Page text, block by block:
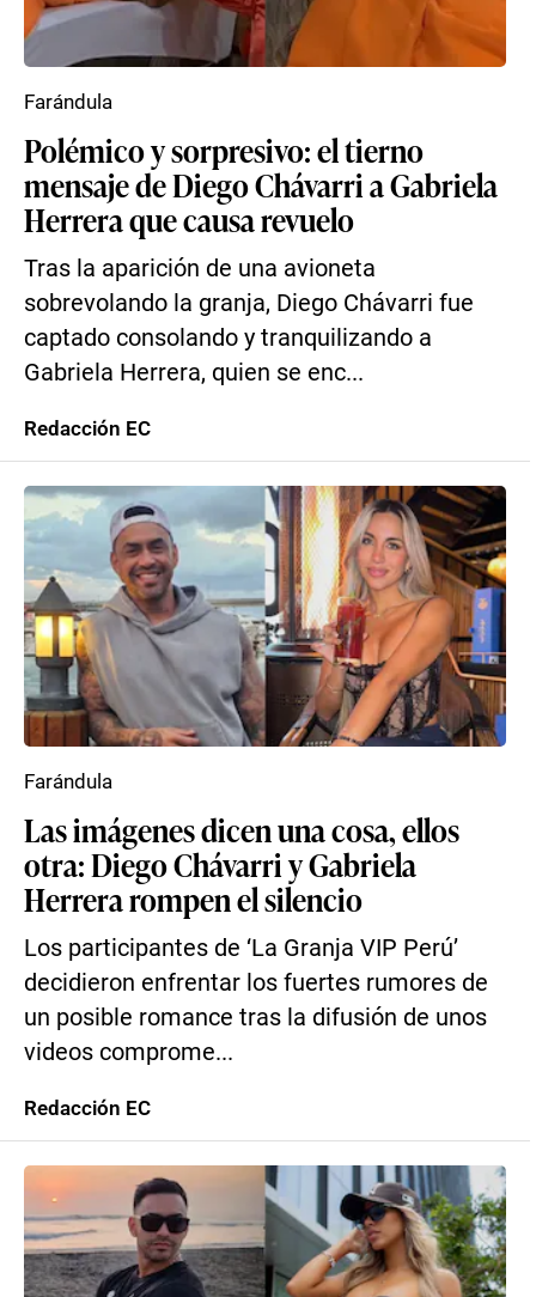
Polémico y sorpresivo: el tierno
mensaje de Diego Chávarri a Gabriela
Herrera que causa revuelo
Tras la aparición de una avioneta
sobrevolando la granja, Diego Chávarri fue
captado consolando y tranquilizando a
Gabriela Herrera, quien se enc...
Farándula
Redacción EC
Las imágenes dicen una cosa, ellos
otra: Diego Chávarri y Gabriela
Herrera rompen el silencio
Los participantes de ‘La Granja VIP Perú’
decidieron enfrentar los fuertes rumores de
un posible romance tras la difusión de unos
videos comprome...
Farándula
Redacción EC